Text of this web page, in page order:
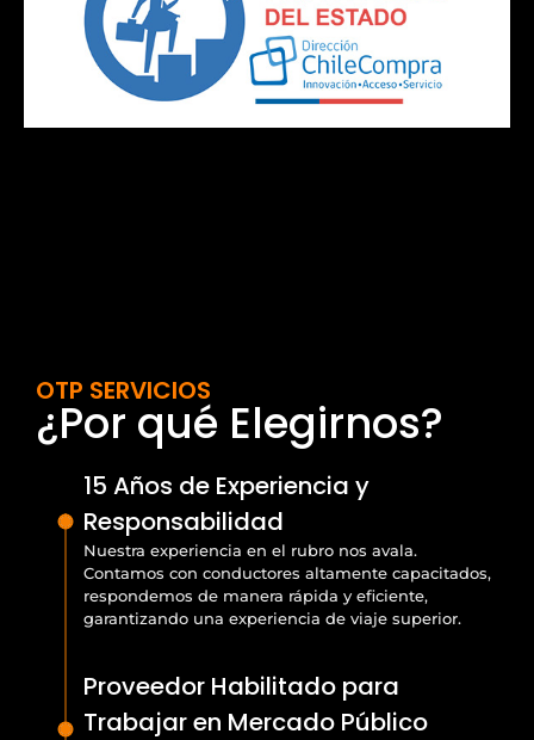
OTP SERVICIOS
¿Por qué Elegirnos?
15 Años de Experiencia y
Responsabilidad
Nuestra experiencia en el rubro nos avala.
Contamos con conductores altamente capacitados,
respondemos de manera rápida y eficiente,
garantizando una experiencia de viaje superior.
Proveedor Habilitado para
Trabajar en Mercado Público